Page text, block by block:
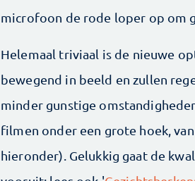
microfoon de rode loper op om
Helemaal triviaal is de nieuwe
bewegend in beeld en zullen
minder gunstige
filmen onder een grote hoek,
hieronder). Gelukkig gaat de